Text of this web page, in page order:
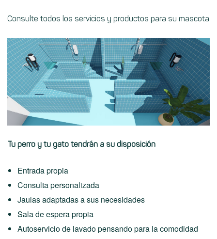
Consulte todos los servicios y productos para su mascota
Tu perro y tu gato tendrán a su disposición
Entrada propia
Consulta personalizada
Jaulas adaptadas a sus necesidades
Sala de espera propia
Autoservicio de lavado pensando para la comodidad